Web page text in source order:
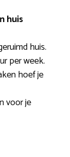
huis
huis.
per week.
hoef je
voor je